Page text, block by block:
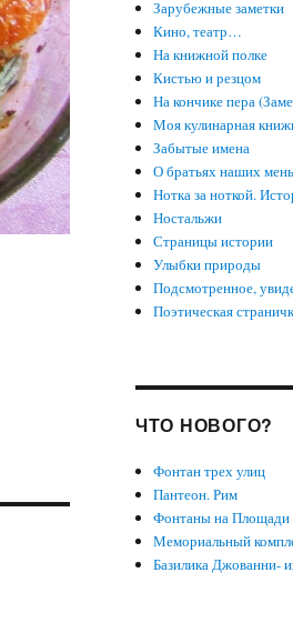
Зарубежные заметки
Кино, театр…
На книжной полке
Кистью и резцом
На кончике пера
Моя кулинарная
Забытые имена
О братьях наших
Нотка за ноткой.
Ностальжи
Страницы истории
Улыбки природы
Подсмотренное,
Поэтическая
ЧТО НОВОГО?
Фонтан трех улиц
Пантеон. Рим
Фонтаны на Площади
Мемориальный
Базилика Джованни-